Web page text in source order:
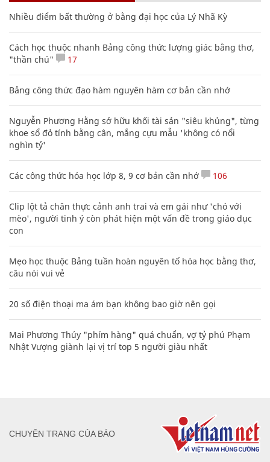
Nhiều điểm bất thường ở bằng đại học của Lý Nhã Kỳ
Cách học thuộc nhanh Bảng công thức lượng giác bằng thơ,
"thần chú"
17
Bảng công thức đạo hàm nguyên hàm cơ bản cần nhớ
Nguyễn Phương Hằng sở hữu khối tài sản "siêu khủng", từng
khoe sổ đỏ tính bằng cân, mắng cựu mẫu 'không có nổi
nghìn tỷ'
Các công thức hóa học lớp 8, 9 cơ bản cần nhớ 106
Clip lột tả chân thực cảnh anh trai và em gái như 'chó với
mèo', người tinh ý còn phát hiện một vấn đề trong giáo dục
con
Mẹo học thuộc Bảng tuần hoàn nguyên tố hóa học bằng thơ,
câu nói vui vẻ
20 số điện thoại ma ám bạn không bao giờ nên gọi
Mai Phương Thúy "phím hàng" quá chuẩn, vợ tỷ phú Phạm
Nhật Vượng giành lại vị trí top 5 người giàu nhất
CHUYÊN TRANG CỦA BÁO